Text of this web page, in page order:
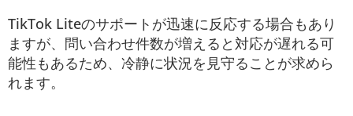
TikTok Liteのサポートが迅速に反応する場合もあり
ますが、問い合わせ件数が増えると対応が遅れる可
能性もあるため、冷静に状況を見守ることが求めら
れます。